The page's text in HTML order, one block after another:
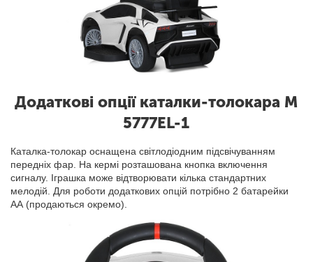
Додаткові опції каталки-толокара M
5777EL-1
Каталка-толокар оснащена світлодіодним підсвічуванням
передніх фар. На кермі розташована кнопка включення
сигналу. Іграшка може відтворювати кілька стандартних
мелодій. Для роботи додаткових опцій потрібно 2 батарейки
АА (продаються окремо).